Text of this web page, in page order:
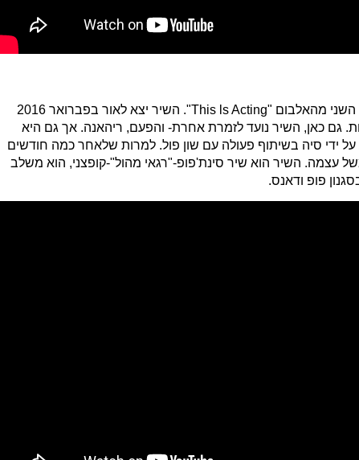
השני מהאלבום "This ls Acting
". השיר יצא לאור בפברואר 2016
גם כאן, השיר נועד לזמרת אחרת- והפעם, ריהאנה. אך גם היא
על ידי סיה בשיתוף פעולה עם שון פול. למרות שלאחר כמה חודשים
עצמה. השיר הוא שיר סינת'פופ-"רגאי מהול"-קופצני, הוא משלב
פופ ודאנס.